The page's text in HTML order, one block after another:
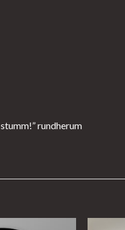
rundherum